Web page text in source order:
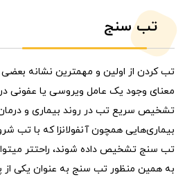
تب سنج
تب کردن از اولین و مهمترین نشانه
معنای وجود یک عامل ویروسی یا عفونی
تشخیص سریع تب در روند بیماری و
بیماری‌هایی همچون آنفولانزا که با تب
تب سنج تشخیص داده شوند، راحتتر
به همین منظور تب سنج به عنوان یکی از